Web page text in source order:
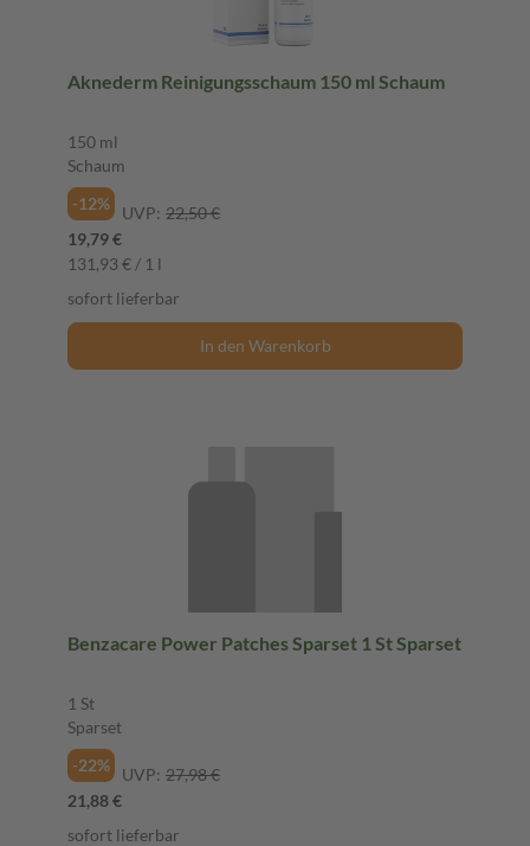
Aknederm Reinigungsschaum 150 ml Schaum
150 ml
Schaum
-12%
UVP: 22,50 €
19,79 €
131,93 € / 1 l
sofort lieferbar
In den Warenkorb
Benzacare Power Patches Sparset 1 St Sparset
1 St
Sparset
-22%
UVP: 27,98 €
21,88 €
sofort lieferbar